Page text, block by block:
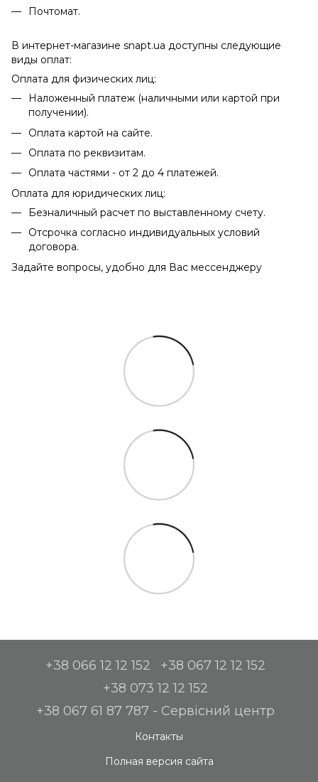
Почтомат.
В интернет-магазине snapt.ua доступны следующие
виды оплат:
Оплата для физических лиц:
Наложенный платеж (наличными или картой при
получении).
Оплата картой на сайте.
Оплата по реквизитам.
Оплата частями - от 2 до 4 платежей.
Оплата для юридических лиц:
Безналичный расчет по выставленному счету.
Отсрочка согласно индивидуальных условий
договора.
Задайте вопросы, удобно для Вас мессенджеру
+38 066 12 12 152
+38 067 12 12 152
+38 073 12 12 152
+38 067 61 87 787 - Сервісний центр
Контакты
Полная версия сайта